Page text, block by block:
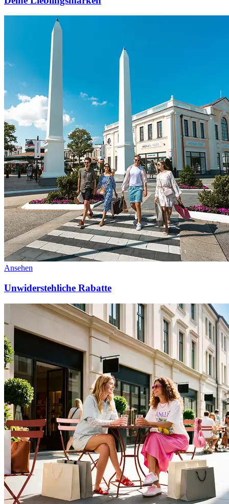
Ansehen
Unwiderstehliche Rabatte